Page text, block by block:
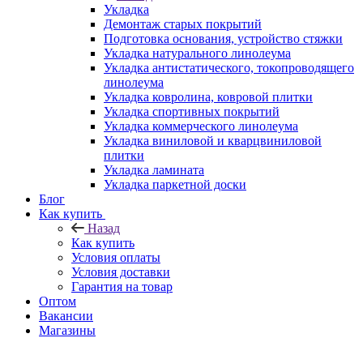
Укладка
Демонтаж старых покрытий
Подготовка основания, устройство стяжки
Укладка натурального линолеума
Укладка антистатического, токопроводящего
линолеума
Укладка ковролина, ковровой плитки
Укладка спортивных покрытий
Укладка коммерческого линолеума
Укладка виниловой и кварцвиниловой
плитки
Укладка ламината
Укладка паркетной доски
Блог
Как купить
Назад
Как купить
Условия оплаты
Условия доставки
Гарантия на товар
Оптом
Вакансии
Магазины